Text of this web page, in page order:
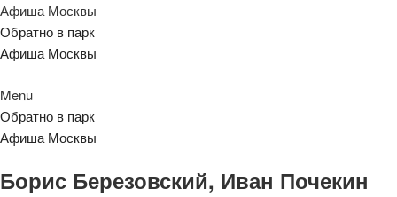
Афиша Москвы
Обратно в парк
Афиша Москвы
Menu
Обратно в парк
Афиша Москвы
Борис Березовский, Иван Почекин